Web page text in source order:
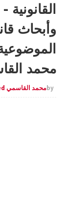
وأبحاث
محمد
byمحمد القاسمي Al kacimi Mohamed